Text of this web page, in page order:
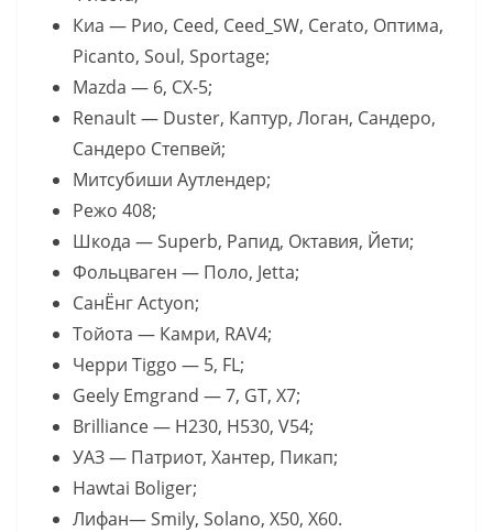
Киа — Рио, Ceed, Ceed_SW, Cerato, Оптима,
Picanto, Soul, Sportage;
Mazda — 6, CX-5;
Renault — Duster, Каптур, Логан, Сандеро,
Сандеро Степвей;
Митсубиши Аутлендер;
Режо 408;
Шкода — Superb, Рапид, Октавия, Йети;
Фольцваген — Поло, Jetta;
СанЁнг Actyon;
Тойота — Камри, RAV4;
Черри Tiggo — 5, FL;
Geely Emgrand — 7, GT, X7;
Brilliance — H230, H530, V54;
УАЗ — Патриот, Хантер, Пикап;
Hawtai Boliger;
Лифан— Smily, Solano, X50, X60.